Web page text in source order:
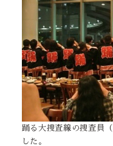
踊る大捜査線の捜査員
した。